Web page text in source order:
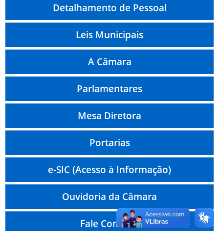
Detalhamento de Pessoal
Leis Municipais
A Câmara
Parlamentares
Mesa Diretora
Portarias
e-SIC (Acesso à Informação)
Ouvidoria da Câmara
Fale Conosco